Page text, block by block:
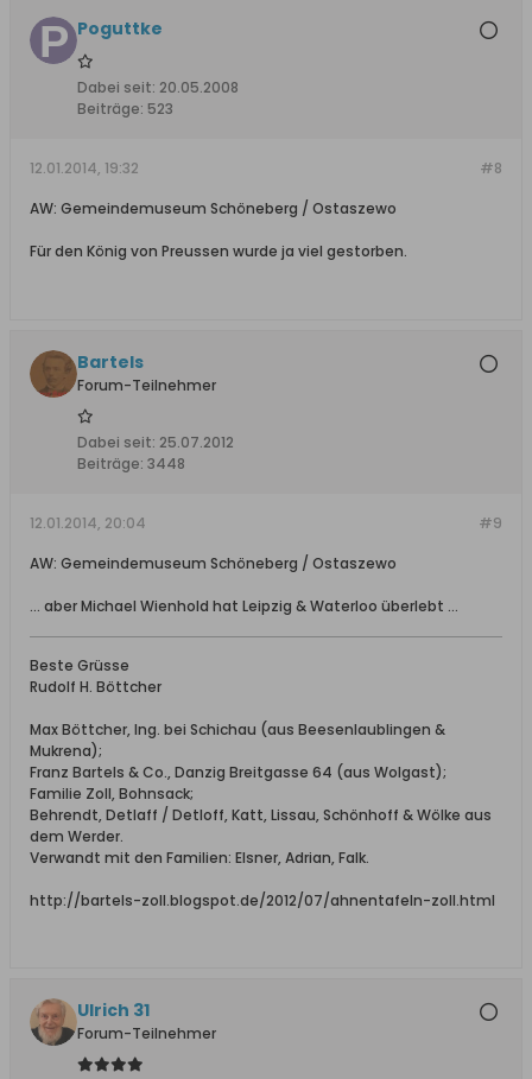
Poguttke
Dabei seit: 20.05.2008
Beiträge: 523
#8
12.01.2014, 19:32
AW: Gemeindemuseum Schöneberg / Ostaszewo
Für den König von Preussen wurde ja viel gestorben.
Bartels
Forum-Teilnehmer
Dabei seit: 25.07.2012
Beiträge: 3448
#9
12.01.2014, 20:04
AW: Gemeindemuseum Schöneberg / Ostaszewo
... aber Michael Wienhold hat Leipzig & Waterloo überlebt ...
Beste Grüsse
Rudolf H. Böttcher
Max Böttcher, Ing. bei Schichau (aus Beesenlaublingen &
Mukrena);
Franz Bartels & Co., Danzig Breitgasse 64 (aus Wolgast);
Familie Zoll, Bohnsack;
Behrendt, Detlaff / Detloff, Katt, Lissau, Schönhoff & Wölke aus
dem Werder.
Verwandt mit den Familien: Elsner, Adrian, Falk.
http://bartels-zoll.blogspot.de/2012/07/ahnentafeln-zoll.html
Ulrich 31
Forum-Teilnehmer